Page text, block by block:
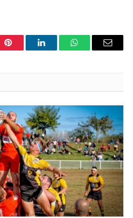
Pinterest LinkedInWhatsAppEmail